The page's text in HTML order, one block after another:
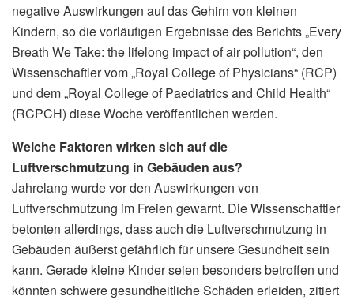
negative Auswirkungen auf das Gehirn von kleinen
Kindern, so die vorläufigen Ergebnisse des Berichts „Every
Breath We Take: the lifelong impact of air pollution“, den
Wissenschaftler vom „Royal College of Physicians“ (RCP)
und dem „Royal College of Paediatrics and Child Health“
(RCPCH) diese Woche veröffentlichen werden.
Welche Faktoren wirken sich auf die
Luftverschmutzung in Gebäuden aus?
Jahrelang wurde vor den Auswirkungen von
Luftverschmutzung im Freien gewarnt. Die Wissenschaftler
betonten allerdings, dass auch die Luftverschmutzung in
Gebäuden äußerst gefährlich für unsere Gesundheit sein
kann. Gerade kleine Kinder seien besonders betroffen und
könnten schwere gesundheitliche Schäden erleiden, zitiert